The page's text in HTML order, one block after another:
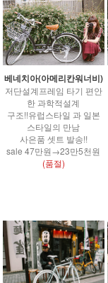
베네치아(아메리칸워너비)
저단설계프레임 타기 편안
한 과학적설계
구조!!유럽스타일 과 일본
스타일의 만남
사은품 셋트 발송!!
sale 47만원→23만5천원
(품절)